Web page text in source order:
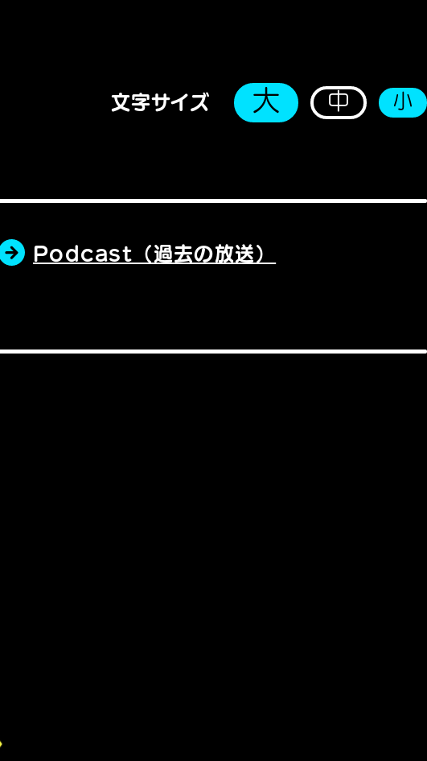
文字サイズ 大 中 小
Podcast（過去の放送）